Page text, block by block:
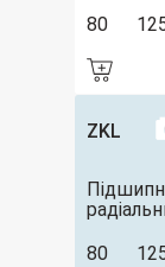
80
ZKL
80